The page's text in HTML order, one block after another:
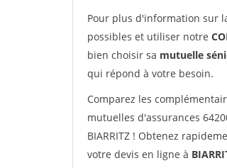
Pour plus d'information sur
possibles et utiliser notre
bien choisir sa mutuelle
qui répond à votre besoin.
Comparez les
mutuelles d'assurances
BIARRITZ ! Obtenez
votre devis en ligne à